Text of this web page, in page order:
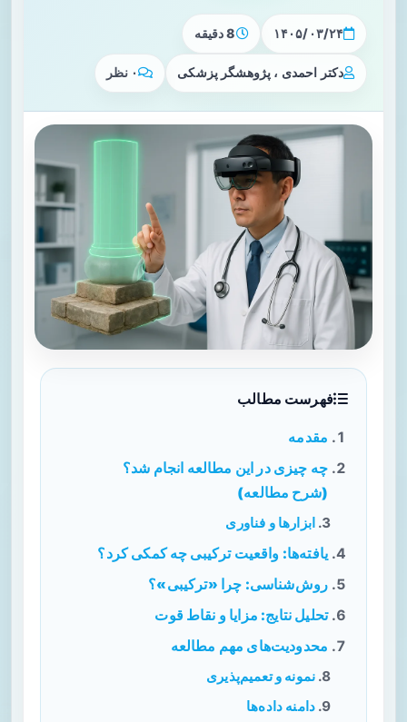
۱۴۰۵/۰۳/۲۴ 8 دقیقه
دکتر احمدی ، پژوهشگر پزشکی ۰ نظر
فهرست مطالب
مقدمه
چه چیزی در این مطالعه انجام شد؟
(شرح مطالعه)
ابزارها و فناوری
یافته‌ها: واقعیت ترکیبی چه کمکی کرد؟
روش‌شناسی: چرا «ترکیبی»؟
تحلیل نتایج: مزایا و نقاط قوت
محدودیت‌های مهم مطالعه
نمونه و تعمیم‌پذیری
دامنه داده‌ها